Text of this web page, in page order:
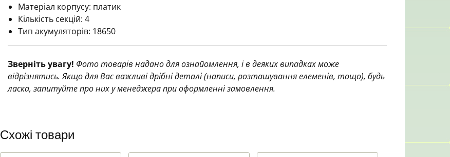
Матеріал корпусу: платик
Кількість секцій: 4
Тип акумуляторів: 18650
Зверніть увагу! Фото товарів надано для ознайомлення, і в деяких випадках може
відрізнятись. Якщо для Вас важливі дрібні деталі (написи, розташування елеменів, тощо), будь
ласка, запитуйте про них у менеджера при оформленні замовлення.
Схожі товари